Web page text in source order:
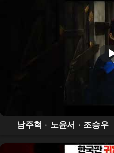
남주혁 · 노윤서 · 조승우
오컬트 사극 ' 동궁 ' 내달
# 남주혁 #